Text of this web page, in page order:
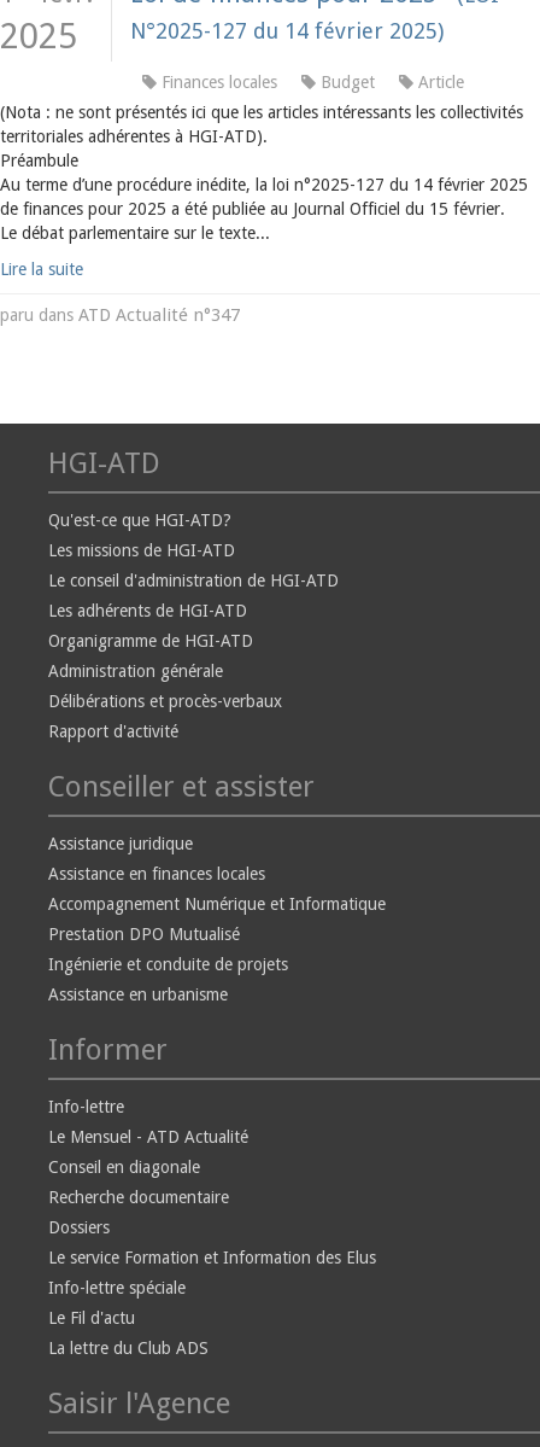
2025
N°2025-127 du 14 février 2025)
Finances locales Budget
Article
(Nota : ne sont présentés ici que les articles intéressants les collectivités
territoriales adhérentes à HGI-ATD).
Préambule
Au terme d’une procédure inédite, la loi n°2025-127 du 14 février 2025
de finances pour 2025 a été publiée au Journal Officiel du 15 février.
Le débat parlementaire sur le texte...
Lire la suite
paru dans ATD Actualité n°347
HGI-ATD
Qu'est-ce que HGI-ATD?
Les missions de HGI-ATD
Le conseil d'administration de HGI-ATD
Les adhérents de HGI-ATD
Organigramme de HGI-ATD
Administration générale
Délibérations et procès-verbaux
Rapport d'activité
Conseiller et assister
Assistance juridique
Assistance en finances locales
Accompagnement Numérique et Informatique
Prestation DPO Mutualisé
Ingénierie et conduite de projets
Assistance en urbanisme
Informer
Info-lettre
Le Mensuel - ATD Actualité
Conseil en diagonale
Recherche documentaire
Dossiers
Le service Formation et Information des Elus
Info-lettre spéciale
Le Fil d'actu
La lettre du Club ADS
Saisir l'Agence